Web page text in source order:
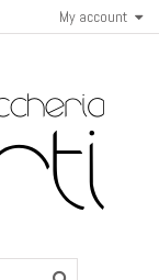
My account